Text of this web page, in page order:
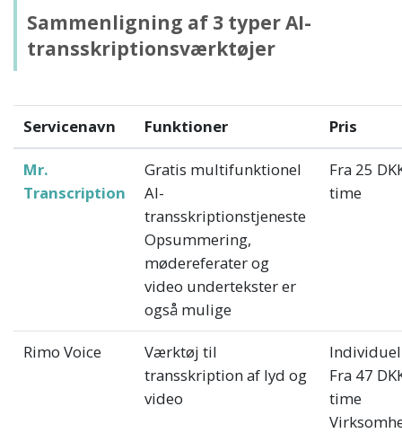
Sammenligning af 3 typer AI-
transskriptionsværktøjer
Servicenavn Funktioner Pris
Mr.
Transcription
Gratis multifunktionel
AI-
transskriptionstjeneste
Opsummering,
mødereferater og
video undertekster er
også mulige
Fra 25
time
Rimo Voice
Værktøj til
transskription af lyd og
video
Fra 47
time